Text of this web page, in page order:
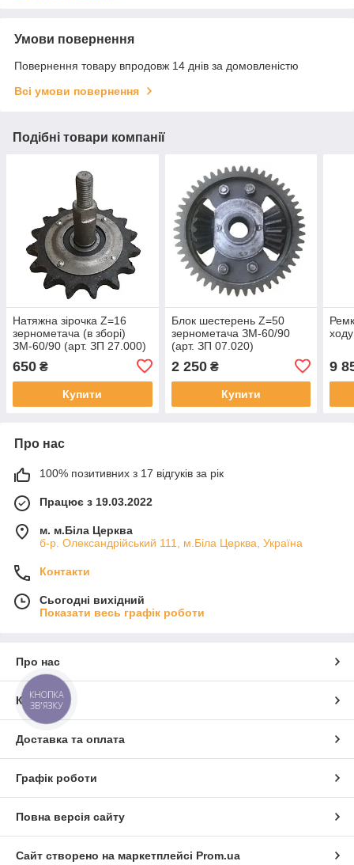
Умови повернення
Повернення товару впродовж 14 днів за домовленістю
Всі умови повернення
Подібні товари компанії
Натяжна зірочка Z=16
зернометача (в зборі)
ЗМ-60/90 (арт. ЗП 27.000)
650 ₴
Купити
Блок шестерень Z=50
зернометача ЗМ-60/90
(арт. ЗП 07.020)
2 250₴
Купити
9
Про нас
100% позитивних з 17 відгуків за рік
Працює з 19.03.2022
м. м.Біла Церква
б-р. Олександрійський 111, м.Біла Церква, Україна
Контакти
Сьогодні вихідний
Показати весь графік роботи
Про нас
Контакти
Доставка та оплата
Графік роботи
Повна версія сайту
Сайт створено на маркетплейсі Prom.ua
КНОПКА
ЗВ'ЯЗКУ